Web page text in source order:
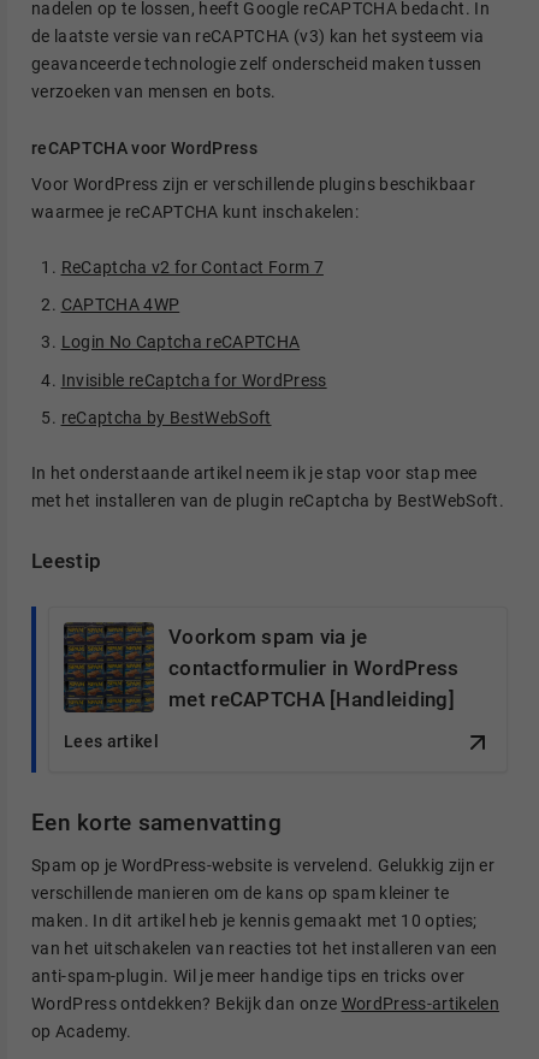
nadelen op te lossen, heeft Google reCAPTCHA bedacht. In
de laatste versie van reCAPTCHA (v3) kan het systeem via
geavanceerde technologie zelf onderscheid maken tussen
verzoeken van mensen en bots.
reCAPTCHA voor WordPress
Voor WordPress zijn er verschillende plugins beschikbaar
waarmee je reCAPTCHA kunt inschakelen:
ReCaptcha v2 for Contact Form 7
CAPTCHA 4WP
Login No Captcha reCAPTCHA
Invisible reCaptcha for WordPress
reCaptcha by BestWebSoft
In het onderstaande artikel neem ik je stap voor stap mee
met het installeren van de plugin reCaptcha by BestWebSoft.
Leestip
Voorkom spam via je
contactformulier in WordPress
met reCAPTCHA [Handleiding]
Lees artikel
Een korte samenvatting
Spam op je WordPress-website is vervelend. Gelukkig zijn er
verschillende manieren om de kans op spam kleiner te
maken. In dit artikel heb je kennis gemaakt met 10 opties;
van het uitschakelen van reacties tot het installeren van een
anti-spam-plugin. Wil je meer handige tips en tricks over
WordPress ontdekken? Bekijk dan onze WordPress-artikelen
op Academy.